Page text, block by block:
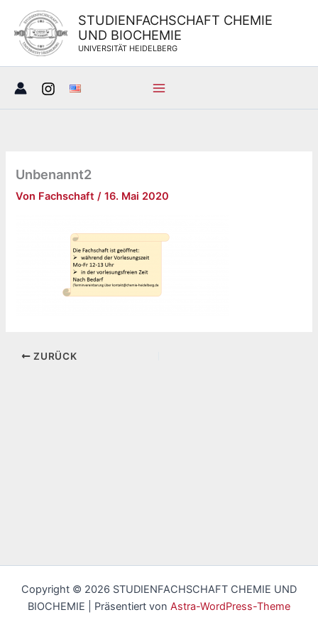
Inhalt
springen
STUDIENFACHSCHAFT CHEMIE
UND BIOCHEMIE
UNIVERSITÄT HEIDELBERG
Unbenannt2
Von Fachschaft/16. Mai 2020
ZURÜCK
Copyright © 2026 STUDIENFACHSCHAFT CHEMIE UND
BIOCHEMIE | Präsentiert von Astra-WordPress-Theme